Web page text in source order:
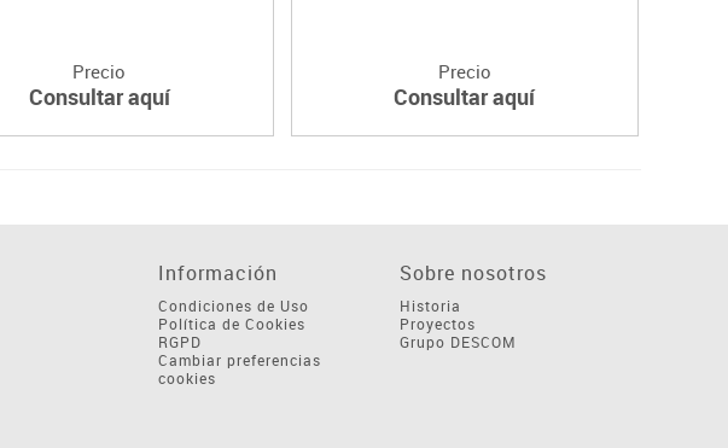
Precio
Consultar aquí
Precio
Consultar aquí
Información
Condiciones de Uso
Política de Cookies
RGPD
Cambiar preferencias
cookies
Sobre nosotros
Historia
Proyectos
Grupo DESCOM